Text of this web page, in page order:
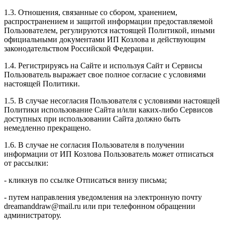
1.3. Отношения, связанные со сбором, хранением,
распространением и защитой информации предоставляемой
Пользователем, регулируются настоящей Политикой, иными
официальными документами ИП Козловa и действующим
законодательством Российской Федерации.
1.4. Регистрируясь на Сайте и используя Сайт и Сервисы
Пользователь выражает свое полное согласие с условиями
настоящей Политики.
1.5. В случае несогласия Пользователя с условиями настоящей
Политики использование Сайта и/или каких-либо Сервисов
доступных при использовании Сайта должно быть
немедленно прекращено.
1.6. В случае не согласия Пользователя в получении
информации от ИП Козлова Пользователь может отписаться
от рассылки:
- кликнув по ссылке Отписаться внизу письма;
- путем направления уведомления на электронную почту
dreamanddraw@mail.ru или при телефонном обращении
администратору.